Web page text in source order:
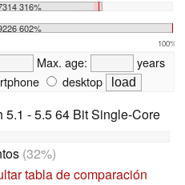
316%
602%
100%
Max. age:
years
desktop
5.1 - 5.5 64 Bit Single-Core
(32%)
tabla de comparación